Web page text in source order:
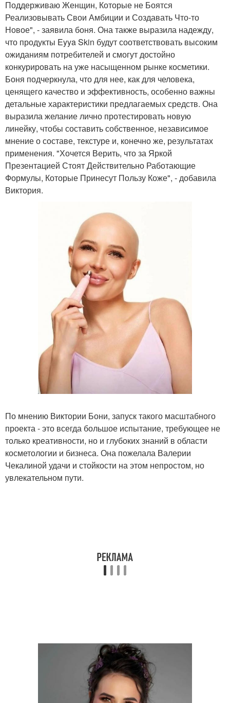
Поддерживаю Женщин, Которые не Боятся
Реализовывать Свои Амбиции и Создавать Что-то
Новое", - заявила боня. Она также выразила надежду,
что продукты Eyya Skin будут соответствовать высоким
ожиданиям потребителей и смогут достойно
конкурировать на уже насыщенном рынке косметики.
Боня подчеркнула, что для нее, как для человека,
ценящего качество и эффективность, особенно важны
детальные характеристики предлагаемых средств. Она
выразила желание лично протестировать новую
линейку, чтобы составить собственное, независимое
мнение о составе, текстуре и, конечно же, результатах
применения. "Хочется Верить, что за Яркой
Презентацией Стоят Действительно Работающие
Формулы, Которые Принесут Пользу Коже", - добавила
Виктория.
По мнению Виктории Бони, запуск такого масштабного
проекта - это всегда большое испытание, требующее не
только креативности, но и глубоких знаний в области
косметологии и бизнеса. Она пожелала Валерии
Чекалиной удачи и стойкости на этом непростом, но
увлекательном пути.